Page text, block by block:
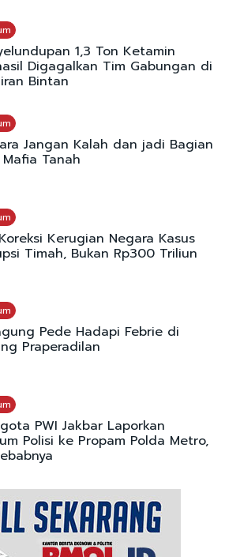
1,3 Ton Ketamin
Digagalkan Tim Gabungan di
Bintan
Jangan Kalah dan jadi Bagian
Tanah
Kerugian Negara Kasus
Timah, Bukan Rp300 Triliun
Pede Hadapi Febrie di
Praperadilan
PWI Jakbar Laporkan
Polisi ke Propam Polda Metro,